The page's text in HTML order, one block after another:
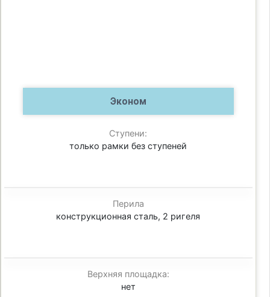
Эконом
Ступени:
только рамки без ступеней
Перила
конструкционная сталь, 2 ригеля
Верхняя площадка:
нет